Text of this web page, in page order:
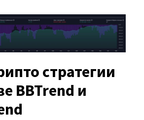
стратегии
BBTrend и